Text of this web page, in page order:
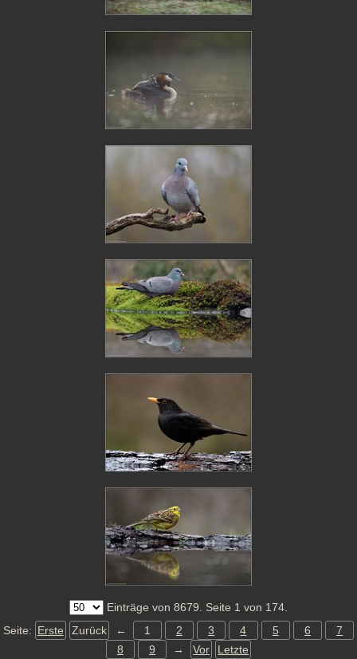
Einträge von 8679. Seite 1 von 174.
Seite: Erste Zurück ← 1 2 3 4 5 6
7
8
9 → Vor Letzte